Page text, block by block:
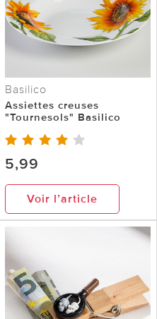
Basilico
Assiettes creuses
"Tournesols" Basilico
5,99
Voir l’article